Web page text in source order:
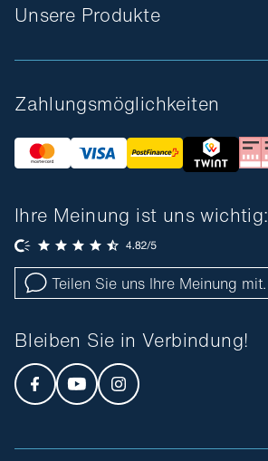
Unsere Produkte
Zahlungsmöglichkeiten
Ihre Meinung ist uns wichtig:
Teilen Sie uns Ihre Meinung mit.
Bleiben Sie in Verbindung!